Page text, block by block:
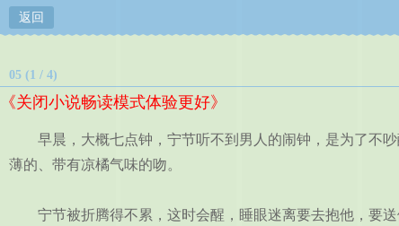
返回
05 (1 / 4)
《关闭小说畅读模式体验更好》
早晨，大概七点钟，宁节听不到男人的闹钟，是为了不吵
薄的、带有凉橘气味的吻。
宁节被折腾得不累，这时会醒，睡眼迷离要去抱他，要送